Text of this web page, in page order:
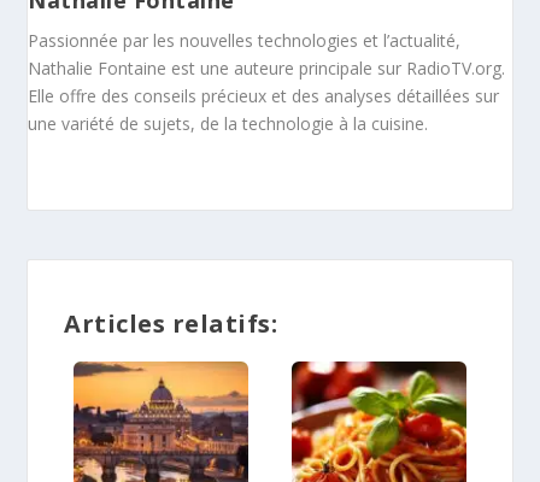
Passionnée par les nouvelles technologies et l’actualité,
Nathalie Fontaine est une auteure principale sur RadioTV.org.
Elle offre des conseils précieux et des analyses détaillées sur
une variété de sujets, de la technologie à la cuisine.
Articles relatifs: